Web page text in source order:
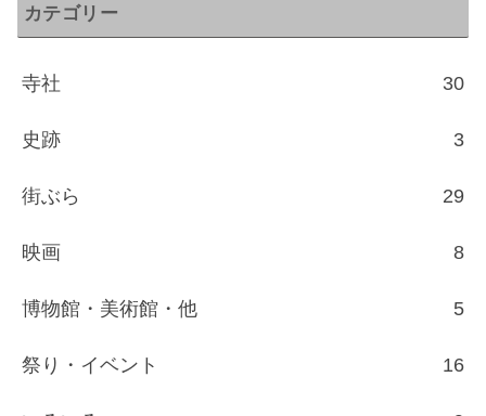
カテゴリー
寺社 30
史跡 3
街ぶら 29
映画 8
博物館・美術館・他 5
祭り・イベント 16